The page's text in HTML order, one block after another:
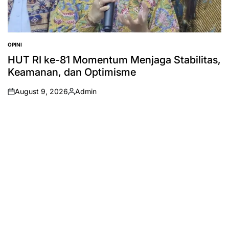
POSTED
IN
OPINI
HUT RI ke-81 Momentum Menjaga Stabilitas,
Keamanan, dan Optimisme
on
August 9, 2026
Posted
Admin